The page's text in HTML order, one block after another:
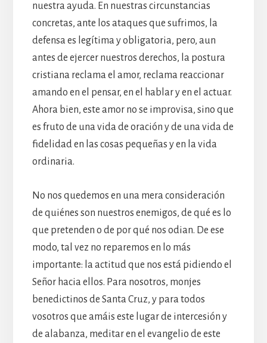
nuestra ayuda. En nuestras circunstancias
concretas, ante los ataques que sufrimos, la
defensa es legítima y obligatoria, pero, aun
antes de ejercer nuestros derechos, la postura
cristiana reclama el amor, reclama reaccionar
amando en el pensar, en el hablar y en el actuar.
Ahora bien, este amor no se improvisa, sino que
es fruto de una vida de oración y de una vida de
fidelidad en las cosas pequeñas y en la vida
ordinaria.
No nos quedemos en una mera consideración
de quiénes son nuestros enemigos, de qué es lo
que pretenden o de por qué nos odian. De ese
modo, tal vez no reparemos en lo más
importante: la actitud que nos está pidiendo el
Señor hacia ellos. Para nosotros, monjes
benedictinos de Santa Cruz, y para todos
vosotros que amáis este lugar de intercesión y
de alabanza, meditar en el evangelio de este